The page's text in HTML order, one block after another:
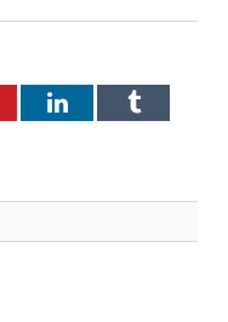
LinkedInTumblr